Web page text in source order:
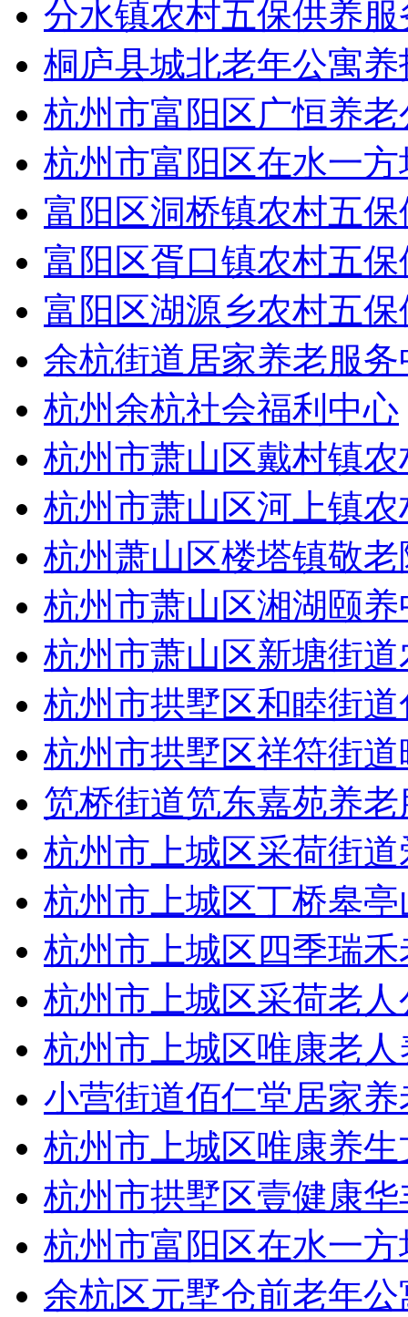
分水镇农村五保供养
桐庐县城北老年公寓养
杭州市富阳区广恒养老
杭州市富阳区在水一
富阳区洞桥镇农村五
富阳区胥口镇农村五
富阳区湖源乡农村五
余杭街道居家养老服务
杭州余杭社会福利中心
杭州市萧山区戴村镇
杭州市萧山区河上镇
杭州萧山区楼塔镇敬老
杭州市萧山区湘湖颐养
杭州市萧山区新塘街
杭州市拱墅区和睦街
杭州市拱墅区祥符街
笕桥街道笕东嘉苑养
杭州市上城区采荷街
杭州市上城区丁桥皋
杭州市上城区四季瑞
杭州市上城区采荷老人
杭州市上城区唯康老
小营街道佰仁堂居家
杭州市上城区唯康养
杭州市拱墅区壹健康
杭州市富阳区在水一
余杭区元墅仓前老年公